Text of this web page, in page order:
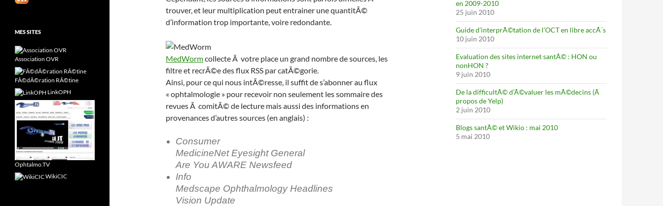
trouver, et leur multiplication peut entrainer une quantitÃ©
d’information trop importante, voire redondante.
MedWormcollecte Ã votre place un grand nombre de sources, les
filtre et recrÃ©e des flux RSS par catÃ©gorie.
Ainsi, pour ce qui nous intÃ©resse, il suffit de s’abonner au flux
« ophtalmologie » pour recevoir non seulement les sommaire des
revues Ã comitÃ© de lecture mais aussi des informations en
provenances d’autres sources (en anglais) :
Consumer
MedicineNet Eyesight General
Are You AWARE Newsfeed
Info
Medscape Ophthalmology Headlines
Vision Update
en 2009-2010
25 juin 2010
Guide d’interprÃ©tation de l’OCT en libre accÃ¨s
10 juin 2010
Evaluation des sites internet santÃ© : HON ou
nonHON ?
9 juin 2010
De la difficultÃ© d’Ã©valuer les mÃ©decins (Ã
propos de Yelp)
2 juin 2010
Blogs santÃ© et Wikio : mai 2010
5 mai 2010
MES SITES
Association OVR
FÃ©dÃ©ration RÃ©tine
LinkOPH
Ophtalmo.TV
WikiCIC